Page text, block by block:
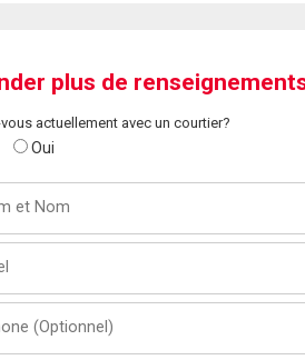
plus de
actuellement avec un courtier?
Oui